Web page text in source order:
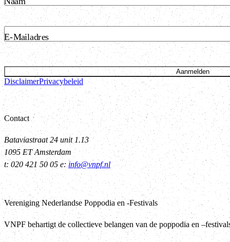
E-Mailadres
Aanmelden
DisclaimerPrivacybeleid
Contact
Bataviastraat 24 unit 1.13
1095 ET Amsterdam
t: 020 421 50 05 e: info@vnpf.nl
Vereniging Nederlandse Poppodia en -Festivals
VNPF behartigt de collectieve belangen van de poppodia en